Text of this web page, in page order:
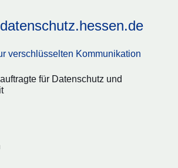
verschlüsselten Kommunikation
für Datenschutz und